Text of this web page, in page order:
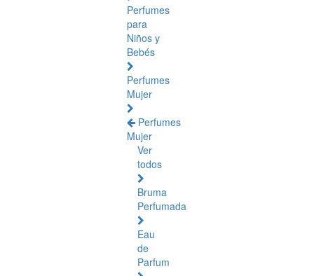
Perfumes
para
Niños y
Bebés
Perfumes
Mujer
Perfumes
Mujer
Ver
todos
Bruma
Perfumada
Eau
de
Parfum